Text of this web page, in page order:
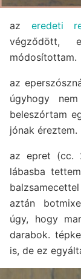
az eredeti
végződött,
módosítottam.
az
úgyhogy
beleszórtam
jónak éreztem.
az epret (cc.
lábasba
aztán
úgy, hogy
darabok.
is, de ez